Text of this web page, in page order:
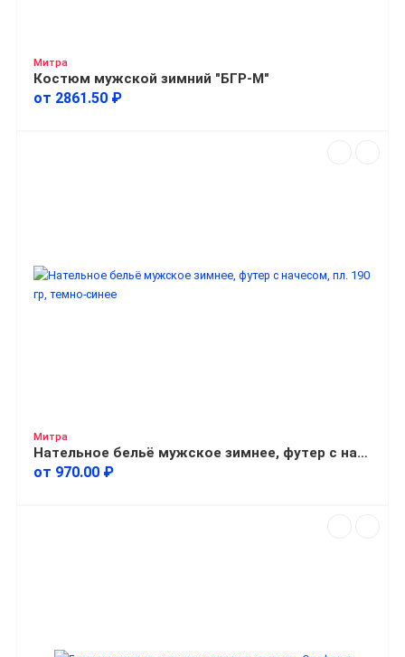
Митра
Костюм мужской зимний "БГР-М"
от 2861.50 ₽
Митра
Нательное бельё мужское зимнее, футер с начесом, пл. 190 гр, темно-синее
от 970.00 ₽